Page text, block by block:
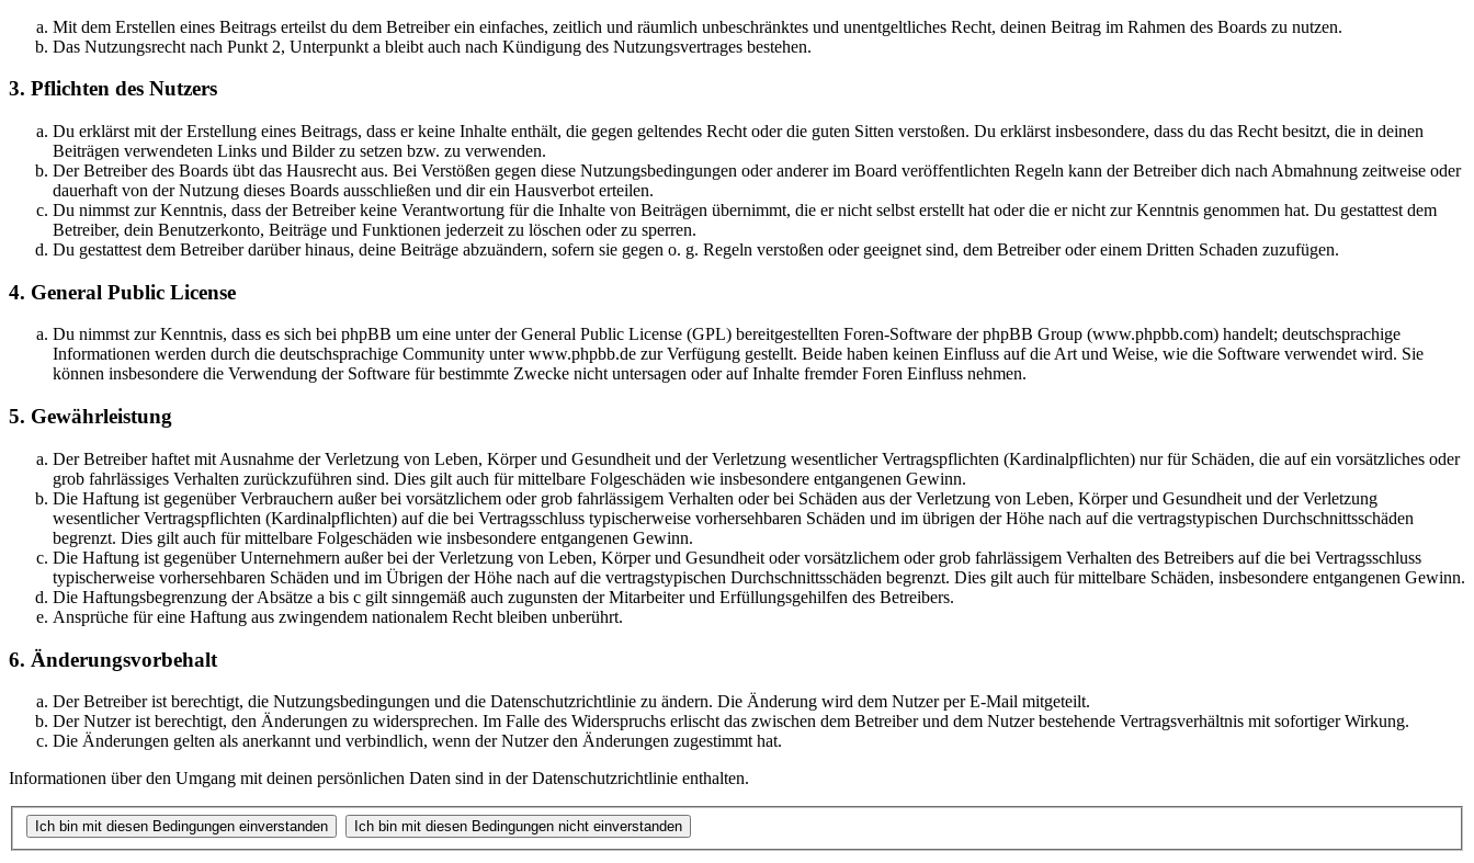
Mit dem Erstellen eines Beitrags erteilst du dem Betreiber ein einfaches, zeitlich und räumlich unbeschränktes und unentgeltliches Recht, deinen Beitrag im Rahmen des Boards zu nutzen.
Das Nutzungsrecht nach Punkt 2, Unterpunkt a bleibt auch nach Kündigung des Nutzungsvertrages bestehen.
3. Pflichten des Nutzers
Du erklärst mit der Erstellung eines Beitrags, dass er keine Inhalte enthält, die gegen geltendes Recht oder die guten Sitten verstoßen. Du erklärst insbesondere, dass du das Recht besitzt, die in deinen
Beiträgen verwendeten Links und Bilder zu setzen bzw. zu verwenden.
Der Betreiber des Boards übt das Hausrecht aus. Bei Verstößen gegen diese Nutzungsbedingungen oder anderer im Board veröffentlichten Regeln kann der Betreiber dich nach Abmahnung zeitweise oder
dauerhaft von der Nutzung dieses Boards ausschließen und dir ein Hausverbot erteilen.
Du nimmst zur Kenntnis, dass der Betreiber keine Verantwortung für die Inhalte von Beiträgen übernimmt, die er nicht selbst erstellt hat oder die er nicht zur Kenntnis genommen hat. Du gestattest dem
Betreiber, dein Benutzerkonto, Beiträge und Funktionen jederzeit zu löschen oder zu sperren.
Du gestattest dem Betreiber darüber hinaus, deine Beiträge abzuändern, sofern sie gegen o. g. Regeln verstoßen oder geeignet sind, dem Betreiber oder einem Dritten Schaden zuzufügen.
4. General Public License
Du nimmst zur Kenntnis, dass es sich bei phpBB um eine unter der General Public License (GPL) bereitgestellten Foren-Software der phpBB Group (www.phpbb.com) handelt; deutschsprachige
Informationen werden durch die deutschsprachige Community unter www.phpbb.de zur Verfügung gestellt. Beide haben keinen Einfluss auf die Art und Weise, wie die Software verwendet wird. Sie
können insbesondere die Verwendung der Software für bestimmte Zwecke nicht untersagen oder auf Inhalte fremder Foren Einfluss nehmen.
5. Gewährleistung
Der Betreiber haftet mit Ausnahme der Verletzung von Leben, Körper und Gesundheit und der Verletzung wesentlicher Vertragspflichten (Kardinalpflichten) nur für Schäden, die auf ein vorsätzliches oder
grob fahrlässiges Verhalten zurückzuführen sind. Dies gilt auch für mittelbare Folgeschäden wie insbesondere entgangenen Gewinn.
Die Haftung ist gegenüber Verbrauchern außer bei vorsätzlichem oder grob fahrlässigem Verhalten oder bei Schäden aus der Verletzung von Leben, Körper und Gesundheit und der Verletzung
wesentlicher Vertragspflichten (Kardinalpflichten) auf die bei Vertragsschluss typischerweise vorhersehbaren Schäden und im übrigen der Höhe nach auf die vertragstypischen Durchschnittsschäden
begrenzt. Dies gilt auch für mittelbare Folgeschäden wie insbesondere entgangenen Gewinn.
Die Haftung ist gegenüber Unternehmern außer bei der Verletzung von Leben, Körper und Gesundheit oder vorsätzlichem oder grob fahrlässigem Verhalten des Betreibers auf die bei Vertragsschluss
typischerweise vorhersehbaren Schäden und im Übrigen der Höhe nach auf die vertragstypischen Durchschnittsschäden begrenzt. Dies gilt auch für mittelbare Schäden, insbesondere entgangenen Gewinn.
Die Haftungsbegrenzung der Absätze a bis c gilt sinngemäß auch zugunsten der Mitarbeiter und Erfüllungsgehilfen des Betreibers.
Ansprüche für eine Haftung aus zwingendem nationalem Recht bleiben unberührt.
6. Änderungsvorbehalt
Der Betreiber ist berechtigt, die Nutzungsbedingungen und die Datenschutzrichtlinie zu ändern. Die Änderung wird dem Nutzer per E-Mail mitgeteilt.
Der Nutzer ist berechtigt, den Änderungen zu widersprechen. Im Falle des Widerspruchs erlischt das zwischen dem Betreiber und dem Nutzer bestehende Vertragsverhältnis mit sofortiger Wirkung.
Die Änderungen gelten als anerkannt und verbindlich, wenn der Nutzer den Änderungen zugestimmt hat.
Informationen über den Umgang mit deinen persönlichen Daten sind in der Datenschutzrichtlinie enthalten.